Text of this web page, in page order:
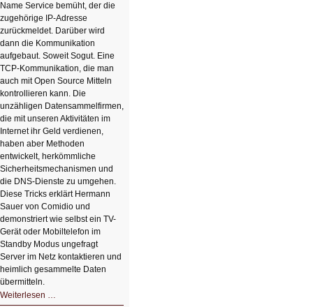
Name Service bemüht, der die
zugehörige IP-Adresse
zurückmeldet. Darüber wird
dann die Kommunikation
aufgebaut. Soweit Sogut. Eine
TCP-Kommunikation, die man
auch mit Open Source Mitteln
kontrollieren kann. Die
unzähligen Datensammelfirmen,
die mit unseren Aktivitäten im
Internet ihr Geld verdienen,
haben aber Methoden
entwickelt, herkömmliche
Sicherheitsmechanismen und
die DNS-Dienste zu umgehen.
Diese Tricks erklärt Hermann
Sauer von Comidio und
demonstriert wie selbst ein TV-
Gerät oder Mobiltelefon im
Standby Modus ungefragt
Server im Netz kontaktieren und
heimlich gesammelte Daten
übermitteln.
Weiterlesen …
DNS